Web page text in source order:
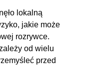
lokalną
jakie może
rozrywce.
od wielu
przed